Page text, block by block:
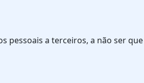
pessoais a terceiros, a não ser